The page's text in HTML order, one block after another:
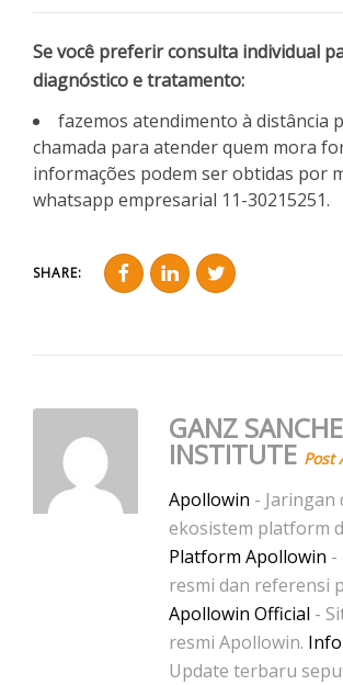
Se você preferir consulta individual
diagnóstico e tratamento:
fazemos atendimento à distância
chamada para atender quem mora
informações podem ser obtidas por
whatsapp empresarial 11-30215251.
SHARE:
GANZ
INSTITUTE Post
Apollowin - Jaringan
ekosistem platform
Platform Apollowin -
resmi dan referensi
Apollowin Official -
resmi Apollowin.
Update terbaru